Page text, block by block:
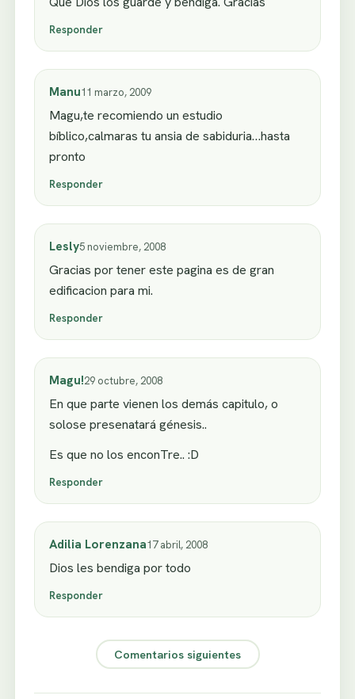
Responder
Manu11 marzo, 2009
Magu,te recomiendo un estudio
bíblico,calmaras tu ansia de sabiduria…hasta
pronto
Responder
Lesly5 noviembre, 2008
Gracias por tener este pagina es de gran
edificacion para mi.
Responder
Magu!29 octubre, 2008
En que parte vienen los demás capitulo, o
solose presenatará génesis..
Es que no los enconTre.. :D
Responder
Adilia Lorenzana17 abril, 2008
Dios les bendiga por todo
Responder
Comentarios siguientes